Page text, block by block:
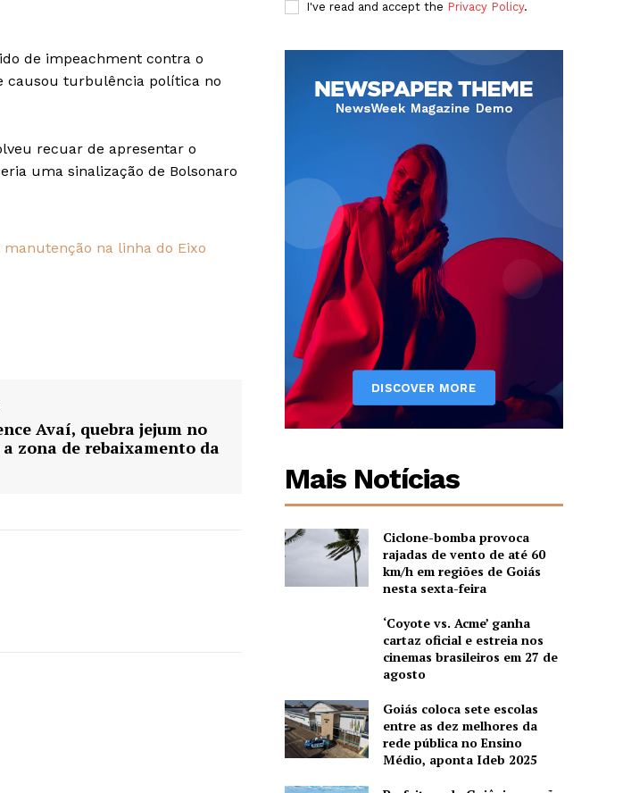
de impeachment contra o
causou turbulência política no
recuar de apresentar o
uma sinalização de Bolsonaro
na linha do Eixo
Avaí, quebra jejum no
a zona de rebaixamento da
I've read and accept the Privacy Policy.
Mais Notícias
Ciclone-bomba provoca
rajadas de vento de até 60
km/h em regiões de Goiás
nesta sexta-feira
‘Coyote vs. Acme’ ganha
cartaz oficial e estreia nos
cinemas brasileiros em 27 de
agosto
Goiás coloca sete escolas
entre as dez melhores da
rede pública no Ensino
Médio, aponta Ideb 2025